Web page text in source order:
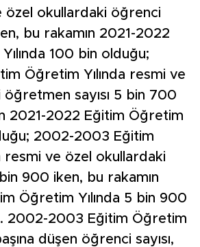
özel okullardaki öğrenci
bu rakamın 2021-2022
100 bin olduğu;
Öğretim Yılında resmi ve
sayısı 5 bin 700
2021-2022 Eğitim Öğretim
2002-2003 Eğitim
resmi ve özel okullardaki
900 iken, bu rakamın
Öğretim Yılında 5 bin 900
2002-2003 Eğitim Öğretim
düşen öğrenci sayısı,